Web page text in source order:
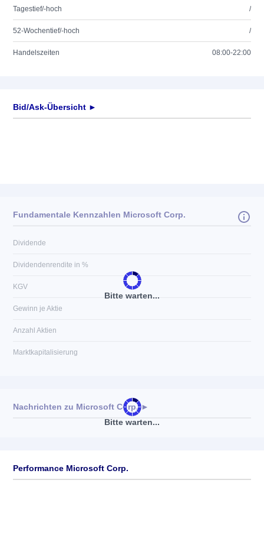
Tagestief/-hoch /
52-Wochentief/-hoch /
Handelszeiten 08:00-22:00
Bid/Ask-Übersicht ►
Bitte warten...
Fundamentale Kennzahlen Microsoft Corp.
Dividende
Dividendenrendite in %
KGV
Gewinn je Aktie
Anzahl Aktien
Marktkapitalisierung
Bitte warten...
Nachrichten zu Microsoft Corp.►
Performance Microsoft Corp.